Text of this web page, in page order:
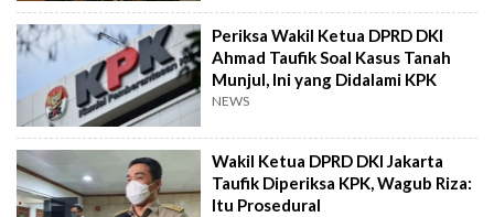
Periksa Wakil Ketua DPRD DKI
Ahmad Taufik Soal Kasus Tanah
Munjul, Ini yang Didalami KPK
NEWS
Wakil Ketua DPRD DKI Jakarta
Taufik Diperiksa KPK, Wagub Riza:
Itu Prosedural